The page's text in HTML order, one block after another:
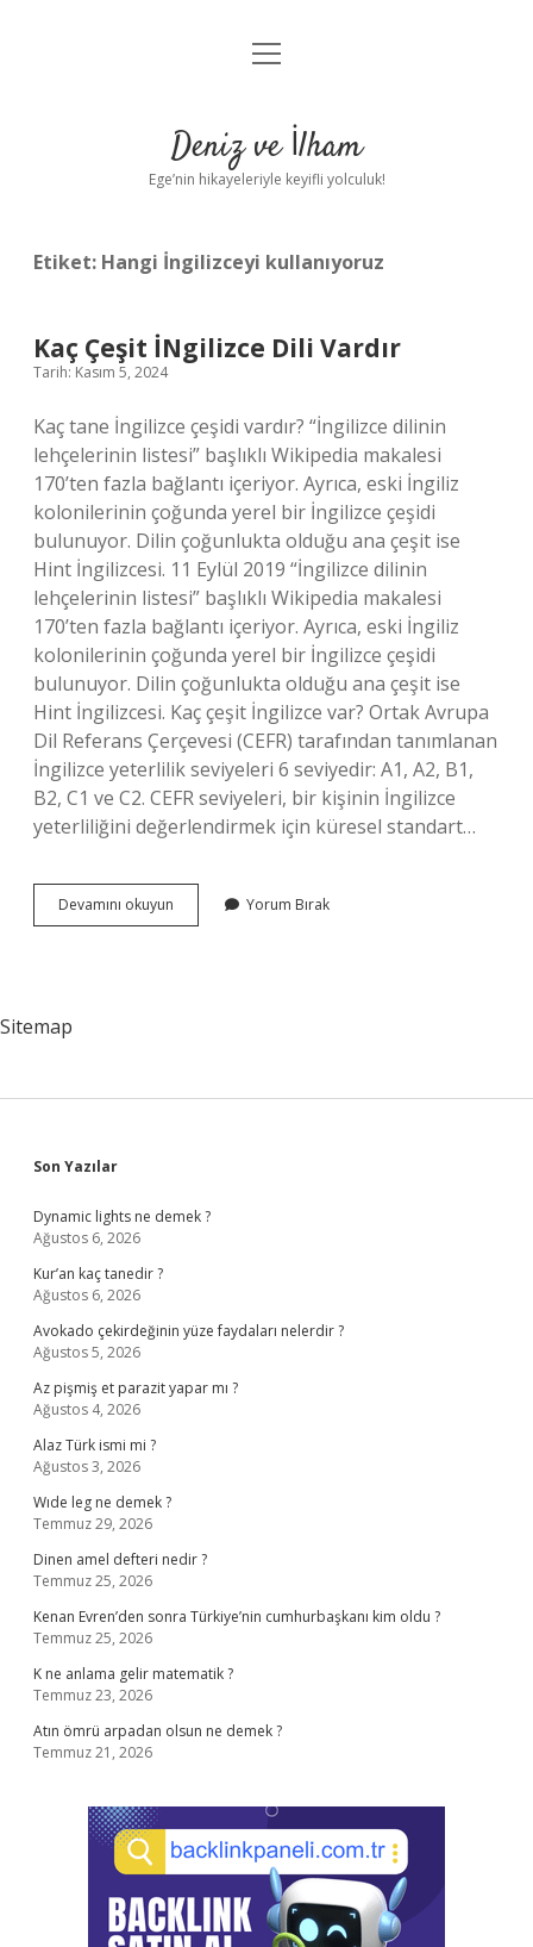
Anasayfa
Yasal Uyarı
menüyü
Deniz ve İlham
Ege’nin hikayeleriyle keyifli yolculuk!
Etiket: Hangi İngilizceyi kullanıyoruz
Kaç Çeşit İNgilizce Dili Vardır
Tarih: Kasım 5, 2024
Kaç tane İngilizce çeşidi vardır? “İngilizce dilinin
lehçelerinin listesi” başlıklı Wikipedia makalesi
170’ten fazla bağlantı içeriyor. Ayrıca, eski İngiliz
kolonilerinin çoğunda yerel bir İngilizce çeşidi
bulunuyor. Dilin çoğunlukta olduğu ana çeşit ise
Hint İngilizcesi. 11 Eylül 2019 “İngilizce dilinin
lehçelerinin listesi” başlıklı Wikipedia makalesi
170’ten fazla bağlantı içeriyor. Ayrıca, eski İngiliz
kolonilerinin çoğunda yerel bir İngilizce çeşidi
bulunuyor. Dilin çoğunlukta olduğu ana çeşit ise
Hint İngilizcesi. Kaç çeşit İngilizce var? Ortak Avrupa
Dil Referans Çerçevesi (CEFR) tarafından tanımlanan
İngilizce yeterlilik seviyeleri 6 seviyedir: A1, A2, B1,
B2, C1 ve C2. CEFR seviyeleri, bir kişinin İngilizce
yeterliliğini değerlendirmek için küresel standart…
Devamını okuyun
Çeşit
Yorum Bırak
Sitemap
Sidebar
Son Yazılar
Dynamic lights ne demek ?
Ağustos 6, 2026
Kur’an kaç tanedir ?
Ağustos 6, 2026
Avokado çekirdeğinin yüze faydaları nelerdir ?
Ağustos 5, 2026
Az pişmiş et parazit yapar mı ?
Ağustos 4, 2026
Alaz Türk ismi mi ?
Ağustos 3, 2026
Wıde leg ne demek ?
Temmuz 29, 2026
Dinen amel defteri nedir ?
Temmuz 25, 2026
Kenan Evren’den sonra Türkiye’nin cumhurbaşkanı kim oldu ?
Temmuz 25, 2026
K ne anlama gelir matematik ?
Temmuz 23, 2026
Atın ömrü arpadan olsun ne demek ?
Temmuz 21, 2026